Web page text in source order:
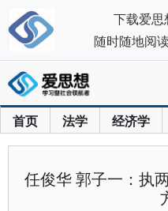
首页 法学 经济学
任俊华 郭子一：执
下载爱思
随时随地阅